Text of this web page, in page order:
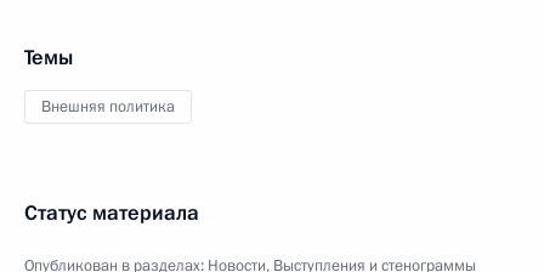
Темы
Внешняя политика
Статус материала
Опубликован в разделах: Новости, Выступления и стенограммы